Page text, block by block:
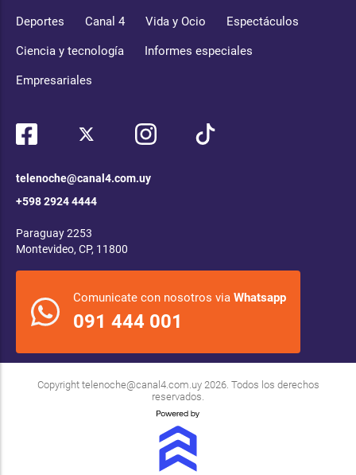
Deportes Canal 4 Vida y Ocio Espectáculos
Ciencia y tecnología Informes especiales
Empresariales
telenoche@canal4.com.uy
+598 2924 4444
Paraguay 2253
Montevideo, CP, 11800
Comunicate con nosotros via Whatsapp
091 444 001
Copyright telenoche@canal4.com.uy2026. Todos los derechos
reservados.